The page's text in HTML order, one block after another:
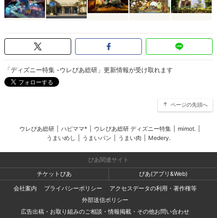
「ディズニー特集 -ウレぴあ総研」更新情報が受け取れます
ページの先頭へ
ウレぴあ総研 ハピママ* ウレぴあ総研 ディズニー特集 mimot.
うまいめし
うまいパン うまい肉 Medery.
ぴあ関連サイト
チケットぴあ
ぴあ(アプリ&Web)
会社案内
プライバシーポリシー
アクセスデータの利用・著作権等
外部送信ポリシー
広告出稿・お取り組みのご相談・情報掲載・その他お問い合わせ